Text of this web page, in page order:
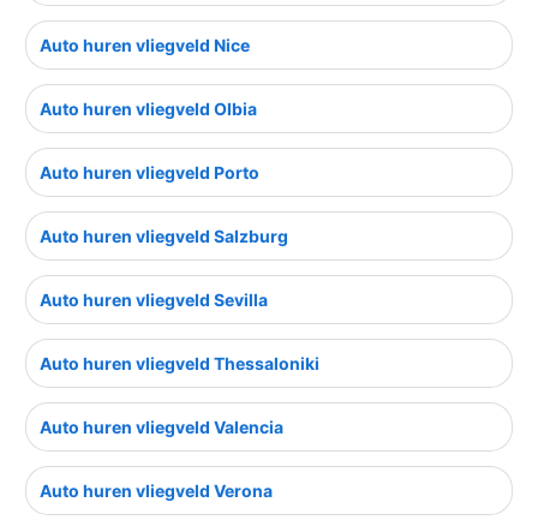
Auto huren vliegveld Nice
Auto huren vliegveld Olbia
Auto huren vliegveld Porto
Auto huren vliegveld Salzburg
Auto huren vliegveld Sevilla
Auto huren vliegveld Thessaloniki
Auto huren vliegveld Valencia
Auto huren vliegveld Verona